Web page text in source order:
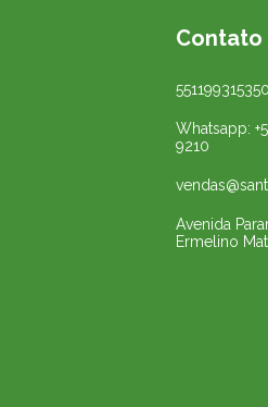
Contato
Whatsapp:
9210
Avenida
Ermelino